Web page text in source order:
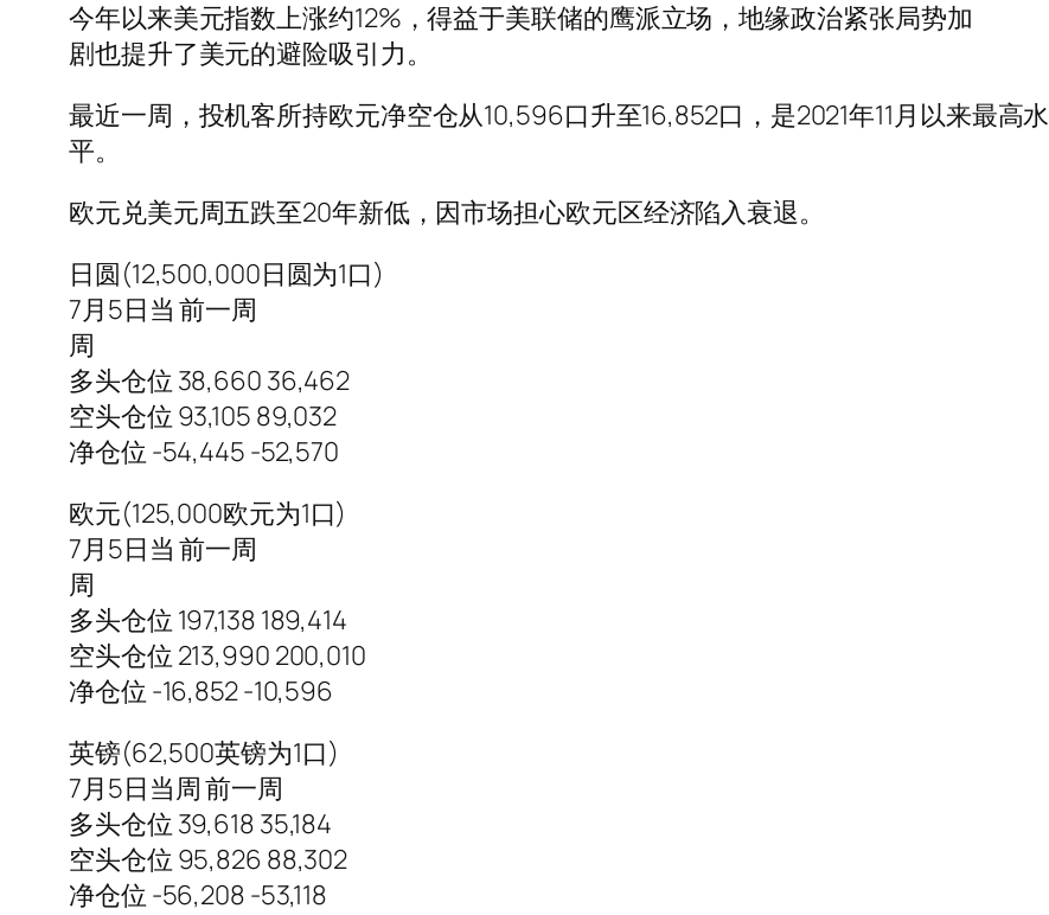
今年以来美元指数上涨约12%，得益于美联储的鹰派立场，地缘政治紧张局势加
剧也提升了美元的避险吸引力。
最近一周，投机客所持欧元净空仓从10,596口升至16,852口，是2021年11月以来最高水
平。
欧元兑美元周五跌至20年新低，因市场担心欧元区经济陷入衰退。
日圆(12,500,000日圆为1口)
7月5日当 前一周
周
多头仓位 38,660 36,462
空头仓位 93,105 89,032
净仓位 -54,445 -52,570
欧元(125,000欧元为1口)
7月5日当 前一周
周
多头仓位 197,138 189,414
空头仓位 213,990 200,010
净仓位 -16,852 -10,596
英镑(62,500英镑为1口)
7月5日当周 前一周
多头仓位 39,618 35,184
空头仓位 95,826 88,302
净仓位 -56,208 -53,118